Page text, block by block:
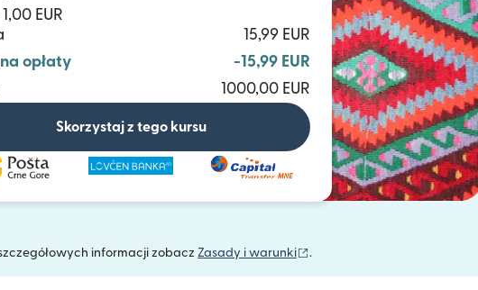
1,00 EUR
15,99 EUR
opłaty
-15,99 EUR
1000,00 EUR
Skorzystaj z tego kursu
informacji zobacz Zasady i warunki (otwiera się w nowym oknie)
.